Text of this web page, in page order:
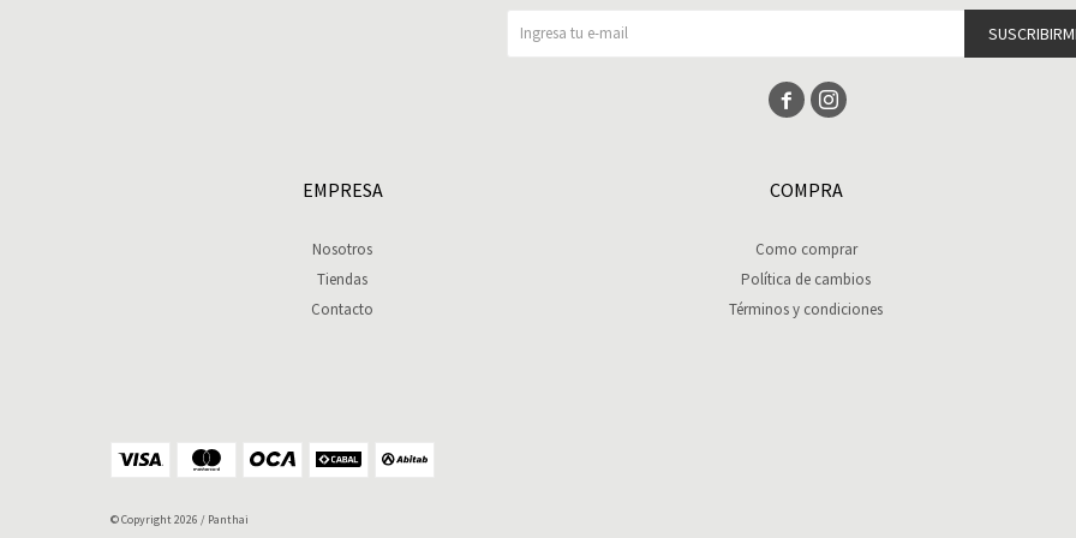
EMPRESA
Nosotros
Tiendas
Contacto
COMPRA
Como comprar
Política de cambios
Términos y condiciones
 
© Copyright 2026 / Panthai